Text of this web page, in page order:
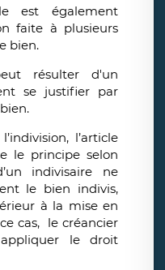
est également
faite à plusieurs
bien.
résulter d'un
se justifier par
l’article
le principe selon
indivisaire ne
le bien indivis,
à la mise en
cas, le créancier
le droit